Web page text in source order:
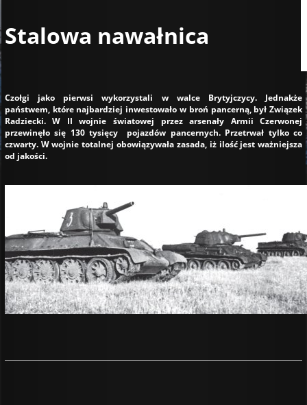
Stalowa nawałnica
Czołgi jako pierwsi wykorzystali w walce Brytyjczycy. Jednakże
państwem, które najbardziej inwestowało w broń pancerną, był Związek
Radziecki. W II wojnie światowej przez arsenały Armii Czerwonej
przewinęło się 130 tysięcy pojazdów pancernych. Przetrwał tylko co
czwarty. W wojnie totalnej obowiązywała zasada, iż ilość jest ważniejsza
od jakości.